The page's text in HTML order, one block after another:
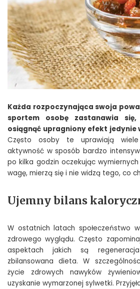
Każda rozpoczynająca swoja
sportem osobę zastanawia
osiągnąć upragniony efekt jedynie
Często osoby te uprawiają
aktywność w sposób bardzo
po kilka godzin oczekując
wagę, mierzą się i nie widzą tego, co
Ujemny bilans
W ostatnich latach społeczeństwo
zdrowego wyglądu. Często
aspektach jakich są
zbilansowana dieta. W
życie zdrowych nawyków
uzyskanie wymarzonej sylwetki.